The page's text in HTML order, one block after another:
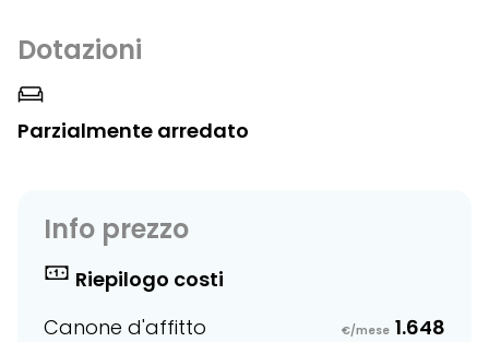
Dotazioni
Parzialmente arredato
Info prezzo
Riepilogo costi
Canone d'affitto
€/mese 1.648